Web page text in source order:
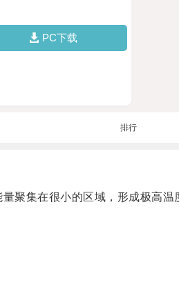
PC下载
排行
集在很小的区域，形成极高温